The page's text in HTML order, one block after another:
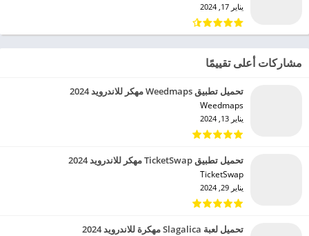
يناير 17, 2024
مشاركات أعلى تقييمًا
تحميل تطبيق Weedmaps مهكر للاندرويد 2024
Weedmaps‏
يناير 13, 2024
تحميل تطبيق TicketSwap مهكر للاندرويد 2024
TicketSwap‏
يناير 29, 2024
تحميل لعبة Slagalica مهكرة للاندرويد 2024